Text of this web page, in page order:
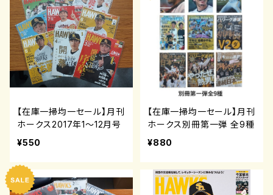
【在庫一掃均一セール】月刊
ホークス2017年1～12月号
¥550
【在庫一掃均一セール】月刊
ホークス別冊第一弾 全9種
¥880